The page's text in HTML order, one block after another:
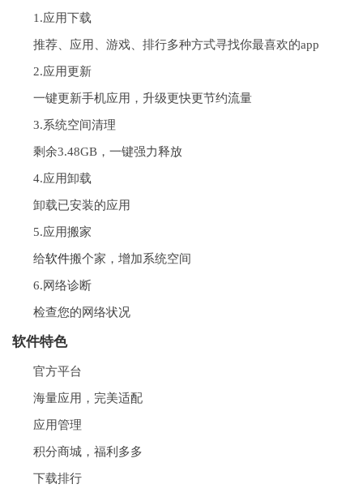
1.应用下载
推荐、应用、游戏、排行多种方式寻找你最喜欢的app
2.应用更新
一键更新手机应用，升级更快更节约流量
3.系统空间清理
剩余3.48GB，一键强力释放
4.应用卸载
卸载已安装的应用
5.应用搬家
给软件搬个家，增加系统空间
6.网络诊断
检查您的网络状况
软件特色
官方平台
海量应用，完美适配
应用管理
积分商城，福利多多
下载排行